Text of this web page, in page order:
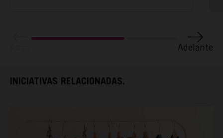
CONÓCENOS
Adelante
INICIATIVAS RELACIONADAS.